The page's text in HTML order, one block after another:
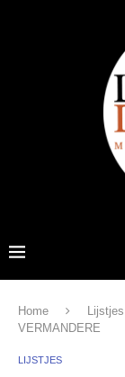
Home Lijstjes
VERMANDERE
LIJSTJES